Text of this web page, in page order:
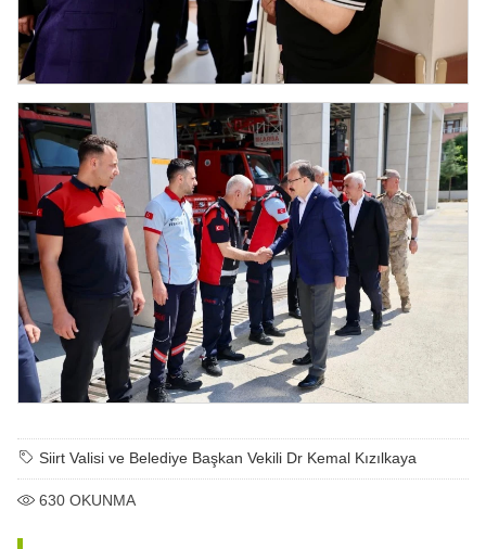
Siirt Valisi ve Belediye Başkan Vekili Dr Kemal Kızılkaya
630 OKUNMA